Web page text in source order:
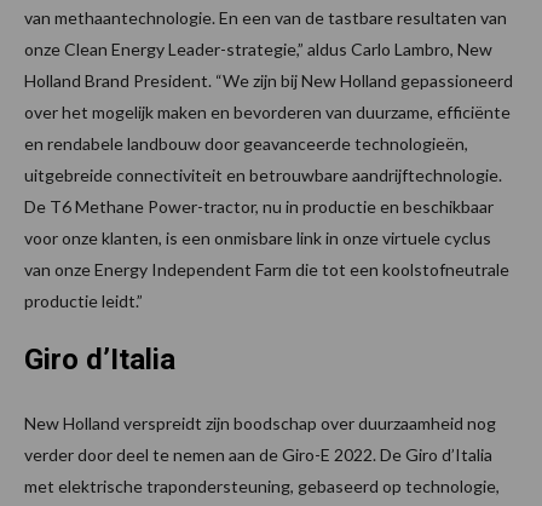
van methaantechnologie. En een van de tastbare resultaten van
onze Clean Energy Leader-strategie,” aldus Carlo Lambro, New
Holland Brand President. “We zijn bij New Holland gepassioneerd
over het mogelijk maken en bevorderen van duurzame, efficiënte
en rendabele landbouw door geavanceerde technologieën,
uitgebreide connectiviteit en betrouwbare aandrijftechnologie.
De T6 Methane Power-tractor, nu in productie en beschikbaar
voor onze klanten, is een onmisbare link in onze virtuele cyclus
van onze Energy Independent Farm die tot een koolstofneutrale
productie leidt.”
Giro d’Italia
New Holland verspreidt zijn boodschap over duurzaamheid nog
verder door deel te nemen aan de Giro-E 2022. De Giro d’Italia
met elektrische trapondersteuning, gebaseerd op technologie,